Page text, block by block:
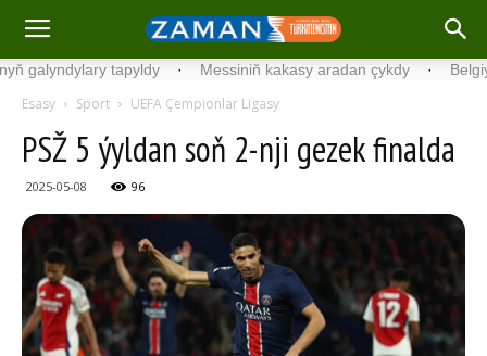
tapyldy · Messiniň kakasy aradan çykdy · Belgiýada
Esasy Sport UEFA Çempionlar Ligasy
PSŽ 5 ýyldan soň 2-nji gezek finalda
2025-05-08 96